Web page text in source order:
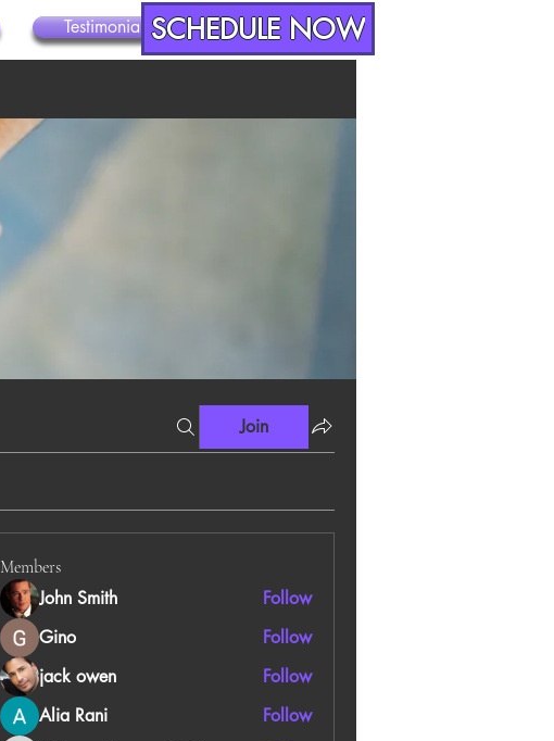
SCHEDULE NOW
Testimonials Contact
Join
Members
John Smith
Follow
Gino
Follow
jack owen
Follow
Alia Rani
Follow